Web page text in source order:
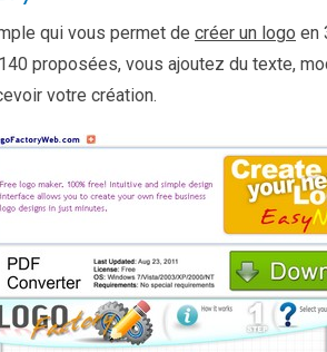
qui vous permet de créer un logo en
proposées, vous ajoutez du texte,
votre création.